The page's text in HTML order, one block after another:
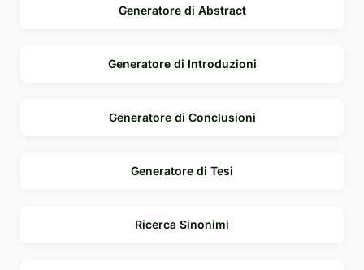
Generatore di Abstract
Generatore di Introduzioni
Generatore di Conclusioni
Generatore di Tesi
Ricerca Sinonimi